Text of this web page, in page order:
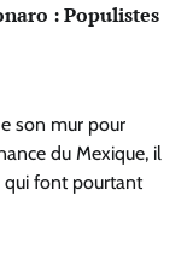
: Populistes
son mur pour
du Mexique, il
qui font pourtant